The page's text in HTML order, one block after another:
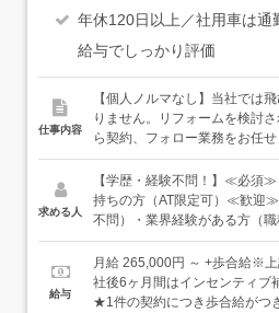
年休120日以上／社用車は通
給与でしっかり評価
仕事内容
【個人ノルマなし】当社では
りません。リフォームを検討
ら契約、フォロー業務をお任
お客様からお問い合わせをい
客様宅に伺います）↓お客様に
見積り作成↓契約、工事手配（
引継ぎます）※案件の規模によ
のお客様がメインで、新規の
っかけに声がかかります）●入
っかりとした研修を行います
求める人
【学歴・経験不問！】≪必須
持ちの方（AT限定可）≪歓迎
不問）・業界経験がある方（
ム案件があるので、施工管理
分も多いです！「正社員で新
経験で営業にチャレンジする
な」「お金をもっと稼ぎたい
給与
月給 265,000円 ～ +歩合給※
社後6ヶ月間はインセンティブ
★1件の契約につき歩合給がつ